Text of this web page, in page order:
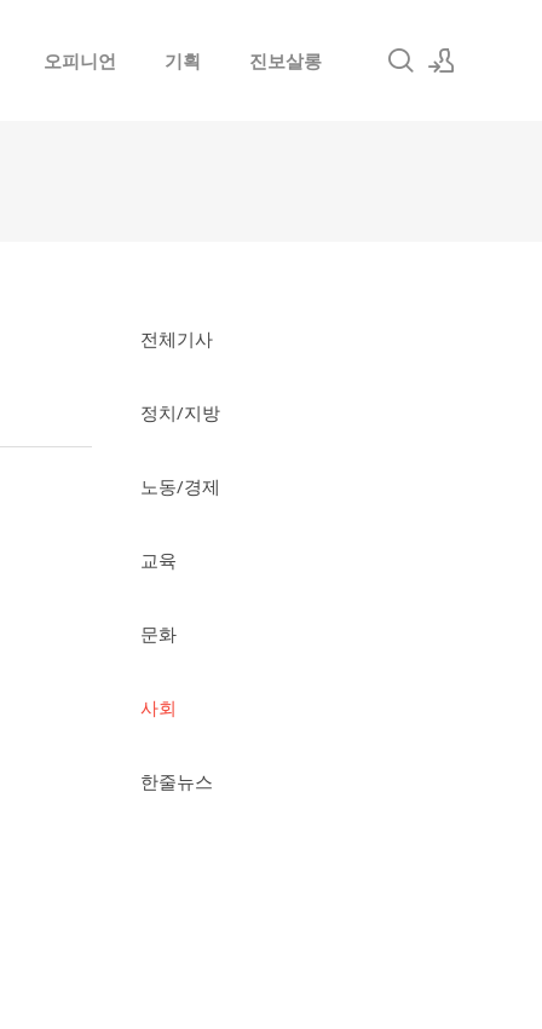
오피니언 기획 진보살롱
전체기사
정치/지방
노동/경제
교육
문화
사회
한줄뉴스